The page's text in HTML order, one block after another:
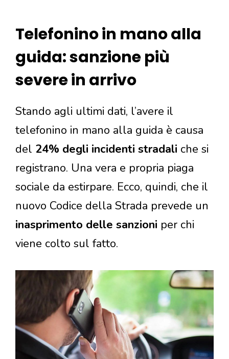
Telefonino in mano alla
guida: sanzione più
severe in arrivo
Stando agli ultimi dati, l’avere il
telefonino in mano alla guida è causa
del 24% degli incidenti stradali che si
registrano. Una vera e propria piaga
sociale da estirpare. Ecco, quindi, che il
nuovo Codice della Strada prevede un
inasprimento delle sanzioni per chi
viene colto sul fatto.